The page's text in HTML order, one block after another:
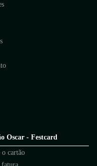
Oscar - Festcard
o cartão